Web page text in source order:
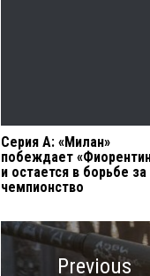
Серия А: «Милан»
побеждает
и остается в борьбе за
чемпионство
Навигация
по
Previous